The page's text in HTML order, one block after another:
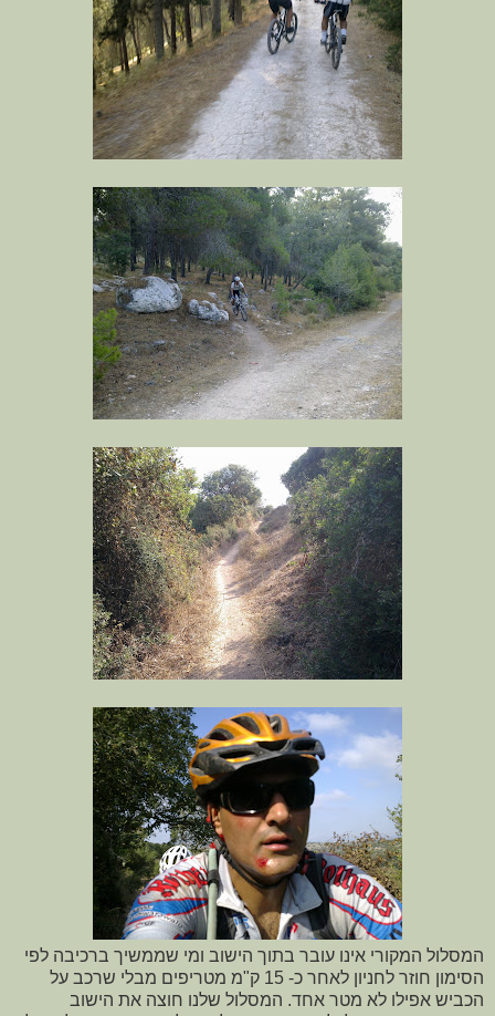
המסלול המקורי אינו עובר בתוך הישוב ומי שממשיך ברכיבה לפי
הסימון חוזר לחניון לאחר כ- 15 ק"מ מטריפים מבלי שרכב על
הכביש אפילו לא מטר אחד. המסלול שלנו חוצה את הישוב